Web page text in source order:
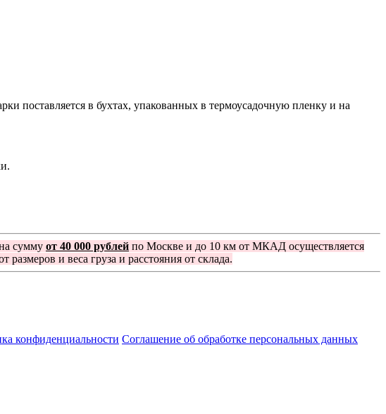
поставляется в бухтах, упакованных в термоусадочную пленку и на
сумму от 40 000 рублей по Москве и до 10 км от МКАД осуществляется
и веса груза и расстояния от склада.
конфиденциальности Соглашение об обработке персональных данных